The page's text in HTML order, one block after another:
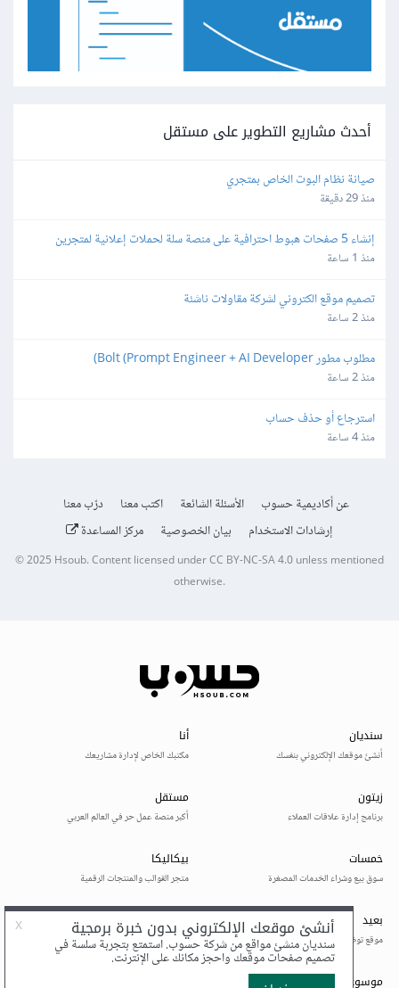
أحدث مشاريع التطوير على مستقل
صيانة نظام البوت الخاص بمتجري
منذ 29 دقيقة
إنشاء 5 صفحات هبوط احترافية على منصة سلة لحملات إعلانية لمتجرين
منذ 1 ساعة
تصميم موقع الكتروني لشركة مقاولات ناشئة
منذ 2 ساعة
مطلوب مطور Bolt (Prompt Engineer + AI Developer)
منذ 2 ساعة
استرجاع أو حذف حساب
منذ 4 ساعة
عن أكاديمية حسوب الأسئلة الشائعة اكتب معنا
درّب معنا
إرشادات الاستخدام
بيان الخصوصية مركز المساعدة
© 2025 Hsoub.Content licensed underCC BY-NC-SA 4.0unless mentioned
otherwise.